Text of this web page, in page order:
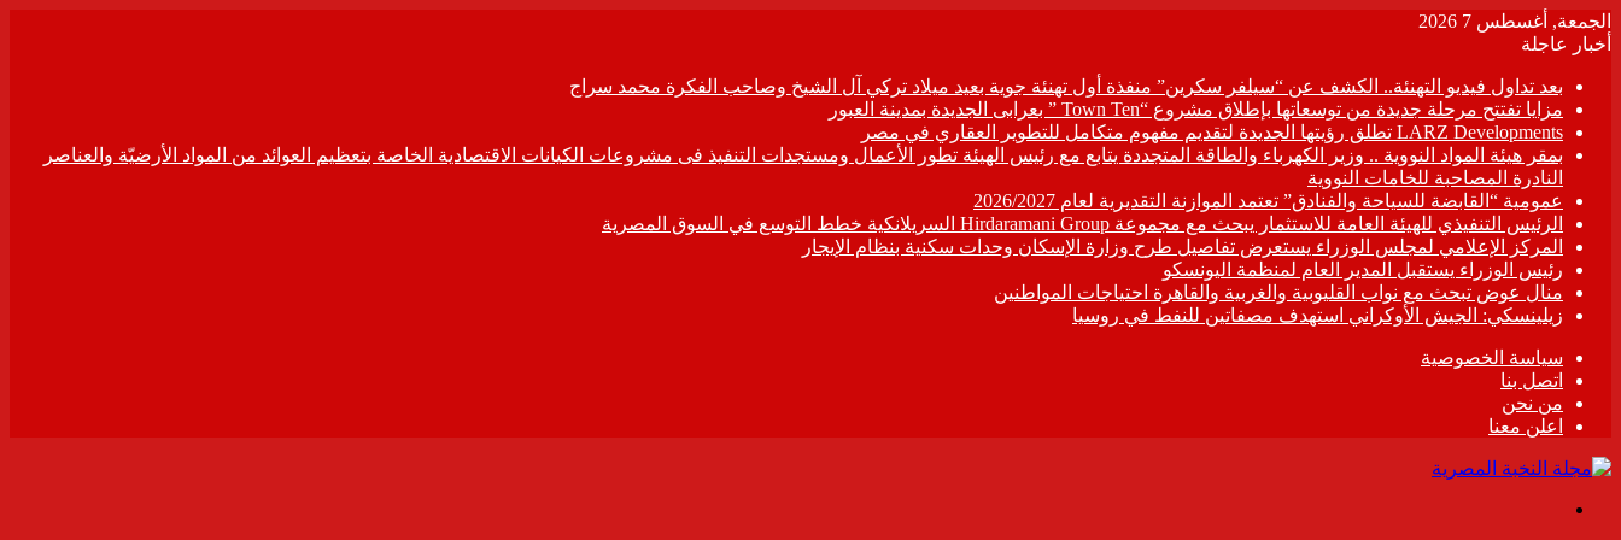
الجمعة, أغسطس 7 2026
أخبار عاجلة
بعد تداول فيديو التهنئة.. الكشف عن “سيلفر سكرين” منفذة أول تهنئة جوية بعيد ميلاد تركي آل الشيخ وصاحب الفكرة محمد سراج
مزايا تفتتح مرحلة جديدة من توسعاتها بإطلاق مشروع “Town Ten ” بعرابى الجديدة بمدينة العبور
LARZ Developments تطلق رؤيتها الجديدة لتقديم مفهوم متكامل للتطوير العقاري في مصر
بمقر هيئة المواد النووية .. وزير الكهرباء والطاقة المتجددة يتابع مع رئيس الهيئة تطور الأعمال ومستجدات التنفيذ فى مشروعات الكيانات الاقتصادية الخاصة بتعظيم العوائد من المواد الأرضيّة والعناصر
النادرة المصاحبة للخامات النووية
عمومية “القابضة للسياحة والفنادق” تعتمد الموازنة التقديرية لعام 2026/2027
الرئيس التنفيذي للهيئة العامة للاستثمار يبحث مع مجموعة Hirdaramani Group السريلانكية خطط التوسع في السوق المصرية
المركز الإعلامي لمجلس الوزراء يستعرض تفاصيل طرح وزارة الإسكان وحدات سكنية بنظام الإيجار
رئيس الوزراء يستقبل المدير العام لمنظمة اليونسكو
منال عوض تبحث مع نواب القليوبية والغربية والقاهرة احتياجات المواطنين
زيلينسكي: الجيش الأوكراني استهدف مصفاتين للنفط في روسيا
سياسة الخصوصية
اتصل بنا
من نحن
اعلن معنا